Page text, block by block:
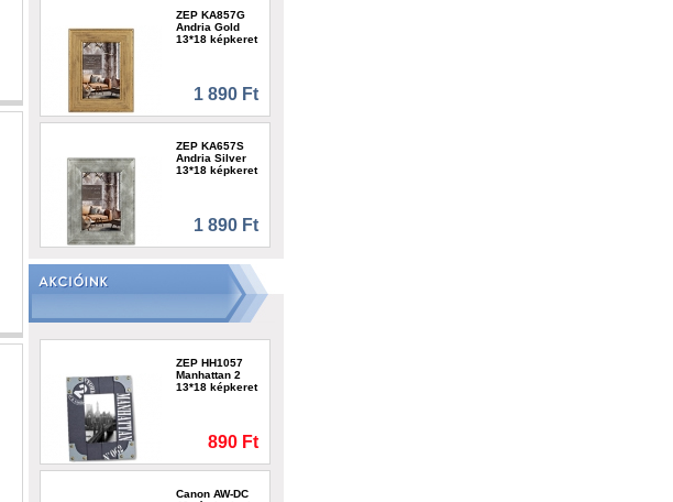
ZEP KA857G
Andria Gold
13*18 képkeret
1 890 Ft
ZEP KA657S
Andria Silver
13*18 képkeret
1 890 Ft
ZEP HH1057
Manhattan 2
13*18 képkeret
890 Ft
Canon AW-DC